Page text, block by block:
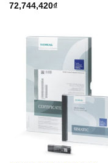
72,744,420₫